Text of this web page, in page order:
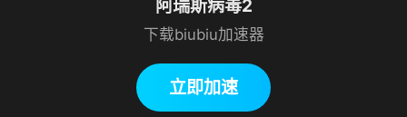
阿瑞斯病毒2
下载biubiu加速器
立即加速